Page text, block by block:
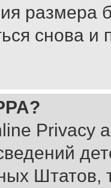
размера
снова и
Privacy
Штатов,